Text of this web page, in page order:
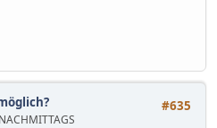
#635